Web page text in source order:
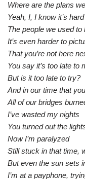
Where are the plans
Yeah, I, I know it’s
The people we used to
It’s even harder to
That you’re not here
You say it’s too late to
But is it too late to try?
And in our time that
All of our bridges
I’ve wasted my nights
You turned out the
Now I’m paralyzed
Still stuck in that time,
But even the sun sets
I’m at a payphone,